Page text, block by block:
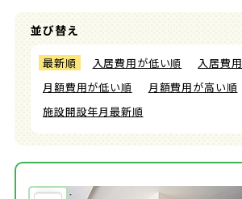
並び替え
最新順 入居費用が低い順
入居費
月額費用が低い順
月額費用が高い順
施設開設年月最新順